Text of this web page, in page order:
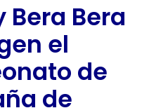
Bera Bera
el
de
de